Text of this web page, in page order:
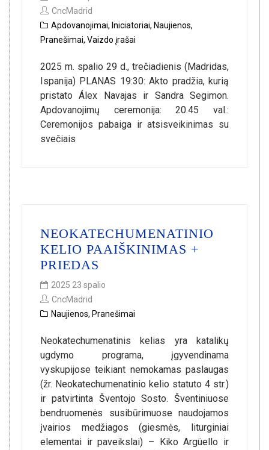
CncMadrid
Apdovanojimai, Iniciatoriai, Naujienos,
Pranešimai, Vaizdo įrašai
2025 m. spalio 29 d., trečiadienis (Madridas,
Ispanija) PLANAS 19:30: Akto pradžia, kurią
pristato Álex Navajas ir Sandra Segimon.
Apdovanojimų ceremonija: 20.45 val.:
Ceremonijos pabaiga ir atsisveikinimas su
svečiais
NEOKATECHUMENATINIO
KELIO PAAIŠKINIMAS +
PRIEDAS
2025 23 spalio
CncMadrid
Naujienos, Pranešimai
Neokatechumenatinis kelias yra katalikų
ugdymo programa, įgyvendinama
vyskupijose teikiant nemokamas paslaugas
(žr. Neokatechumenatinio kelio statuto 4 str.)
ir patvirtinta Šventojo Sosto. Šventiniuose
bendruomenės susibūrimuose naudojamos
įvairios medžiagos (giesmės, liturginiai
elementai ir paveikslai) – Kiko Argüello ir